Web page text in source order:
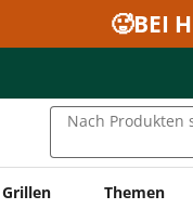
🥵BEI
Nach Produkten
Grillen Themen